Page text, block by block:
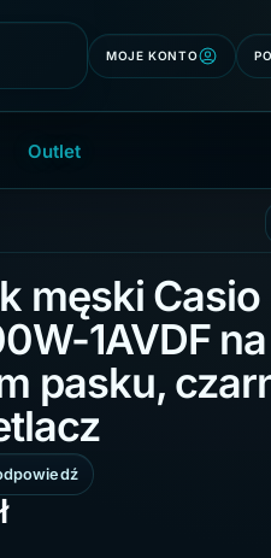
Szukaj
MOJE KONTO
Outlet
męski Casio
1AVDF na
pasku,